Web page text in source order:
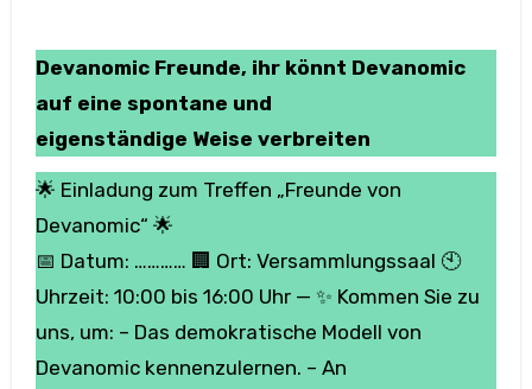
Devanomic Freunde, ihr könnt Devanomic
auf eine spontane und
eigenständige Weise verbreiten
🌟 Einladung zum Treffen „Freunde von
Devanomic“ 🌟
📅 Datum: ………… 🏢 Ort: Versammlungssaal 🕙
Uhrzeit: 10:00 bis 16:00 Uhr — ✨ Kommen Sie zu
uns, um: – Das demokratische Modell von
Devanomic kennenzulernen. – An